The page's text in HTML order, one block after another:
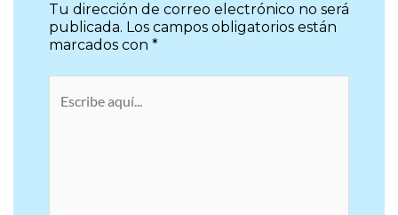
Tu dirección de correo electrónico no será
publicada. Los campos obligatorios están
marcados con *